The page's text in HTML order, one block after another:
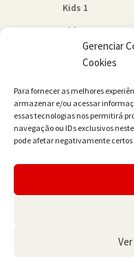
Gerenciar
Cookies
Para fornecer as melhores
armazenar e/ou acessar
essas tecnologias nos permitirá
navegação ou IDs exclusivos
pode afetar negativamente certos
Kids 1
Kids 2
Quem Somos
Contato
© JAMER Books 2026